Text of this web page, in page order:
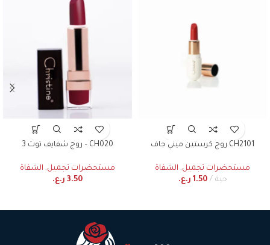
روج شفايف توت 3 – CH020
مستحضرات تجميل, الشفاة
3.50 ر.ع.
روج كرستين ميني جاف CH2101
مستحضرات تجميل, الشفاة
1.50 ر.ع. حبة